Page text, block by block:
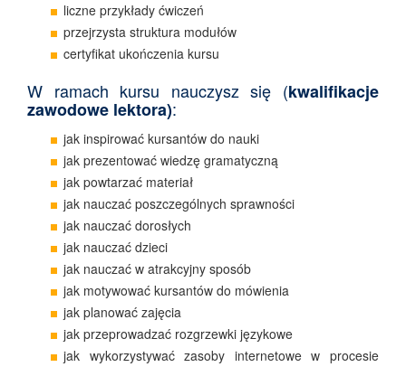
liczne przykłady ćwiczeń
przejrzysta struktura modułów
certyfikat ukończenia kursu
W ramach kursu nauczysz się (kwalifikacje
zawodowe lektora):
jak inspirować kursantów do nauki
jak prezentować wiedzę gramatyczną
jak powtarzać materiał
jak nauczać poszczególnych sprawności
jak nauczać dorosłych
jak nauczać dzieci
jak nauczać w atrakcyjny sposób
jak motywować kursantów do mówienia
jak planować zajęcia
jak przeprowadzać rozgrzewki językowe
jak wykorzystywać zasoby internetowe w procesie